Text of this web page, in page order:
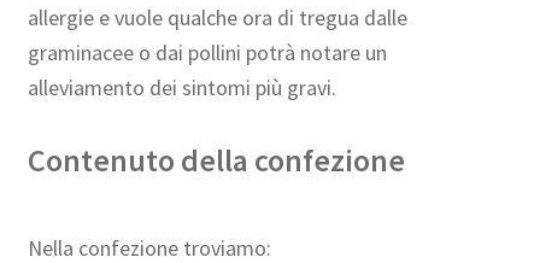
allergie e vuole qualche ora di tregua dalle
graminacee o dai pollini potrà notare un
alleviamento dei sintomi più gravi.
Contenuto della confezione
Nella confezione troviamo: